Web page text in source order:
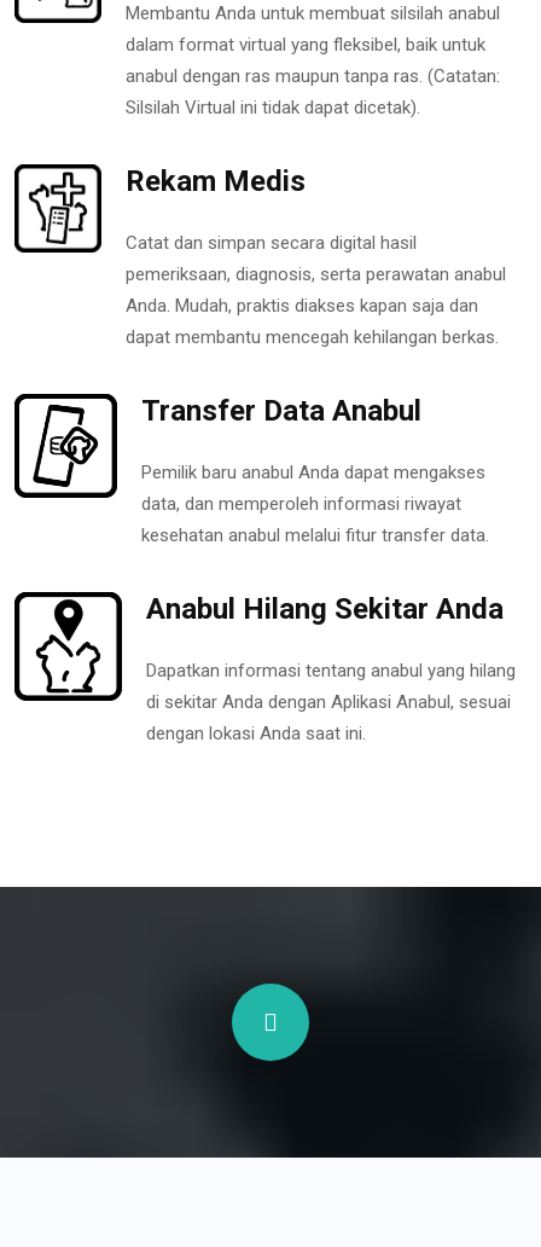
Membantu Anda untuk membuat silsilah anabul
dalam format virtual yang fleksibel, baik untuk
anabul dengan ras maupun tanpa ras. (Catatan:
Silsilah Virtual ini tidak dapat dicetak).
Rekam Medis
Catat dan simpan secara digital hasil
pemeriksaan, diagnosis, serta perawatan anabul
Anda. Mudah, praktis diakses kapan saja dan
dapat membantu mencegah kehilangan berkas.
Transfer Data Anabul
Pemilik baru anabul Anda dapat mengakses
data, dan memperoleh informasi riwayat
kesehatan anabul melalui fitur transfer data.
Anabul Hilang Sekitar Anda
Dapatkan informasi tentang anabul yang hilang
di sekitar Anda dengan Aplikasi Anabul, sesuai
dengan lokasi Anda saat ini.